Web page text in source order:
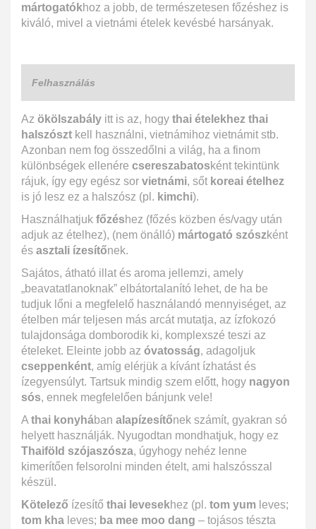
mártogatókhoz a jobb, de természetesen főzéshez is
kiváló, mivel a vietnámi ételek kevésbé harsányak.
Felhasználás
Az ökölszabály itt is az, hogy thai ételekhez thai
halszószt kell használni, vietnámihoz vietnámit stb.
Azonban nem fog összedőlni a világ, ha a finom
különbségek ellenére csereszabatosként tekintünk
rájuk, így egy egész sor vietnámi, sőt koreai ételhez
is jó lesz ez a halszósz (pl. kimchi).
Használhatjuk főzéshez (főzés közben és/vagy után
adjuk az ételhez), (nem önálló) mártogató szószként
és asztali ízesítőnek.
Sajátos, átható illat és aroma jellemzi, amely
„beavatatlanoknak” elbátortalanító lehet, de ha be
tudjuk lőni a megfelelő használandó mennyiséget, az
ételben már teljesen más arcát mutatja, az ízfokozó
tulajdonsága domborodik ki, komplexszé teszi az
ételeket. Eleinte jobb az óvatosság, adagoljuk
cseppenként, amíg elérjük a kívánt ízhatást és
ízegyensúlyt. Tartsuk mindig szem előtt, hogy nagyon
sós, ennek megfelelően bánjunk vele!
A thai konyhában alapízesítőnek számít, gyakran só
helyett használják. Nyugodtan mondhatjuk, hogy ez
Thaiföld szójaszósza, úgyhogy nehéz lenne
kimerítően felsorolni minden ételt, ami halszósszal
készül.
Kötelező ízesítő thai levesekhez (pl. tom yum leves;
tom kha leves; ba mee moo dang – tojásos tészta